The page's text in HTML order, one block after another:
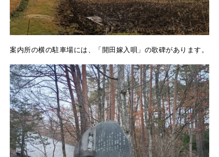
案内所の横の駐車場には、「開田嫁入唄」の歌碑があります。